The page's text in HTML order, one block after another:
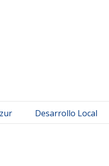
Desarrollo Local